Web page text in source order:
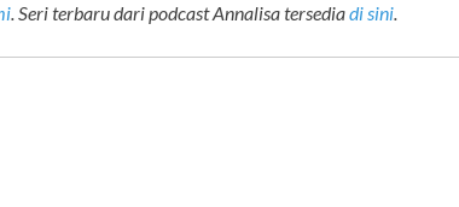
. Seri terbaru dari podcast Annalisa tersediadi sini.